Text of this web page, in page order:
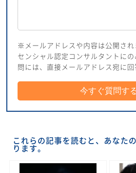
※メールアドレスや内容は公開され
センシャル認定コンサルタントに
問には、直接メールアドレス宛に
これらの記事を読むと、あなた
ります。